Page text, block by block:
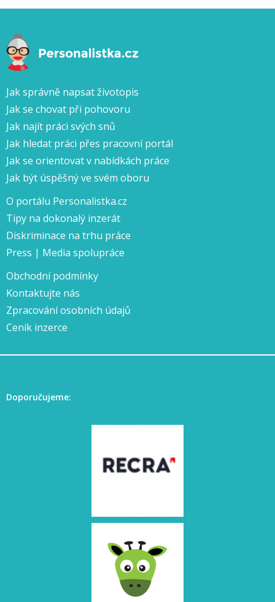
Jak správně napsat životopis
Jak se chovat při pohovoru
Jak najít práci svých snů
Jak hledat práci přes pracovní portál
Jak se orientovat v nabídkách práce
Jak být úspěšný ve svém oboru
O portálu Personalistka.cz
Tipy na dokonalý inzerát
Diskriminace na trhu práce
Press | Media spolupráce
Obchodní podmínky
Kontaktujte nás
Zpracování osobních údajů
Ceník inzerce
Doporučujeme: